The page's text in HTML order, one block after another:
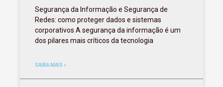
Segurança da Informação e Segurança de
Redes: como proteger dados e sistemas
corporativos A segurança da informação é um
dos pilares mais críticos da tecnologia
SAIBA MAIS »